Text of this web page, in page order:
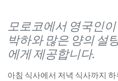
모로코에서 영국인
박하와 많은 양의 설
에게 제공합니다.
아침 식사에서 저녁 식사까지